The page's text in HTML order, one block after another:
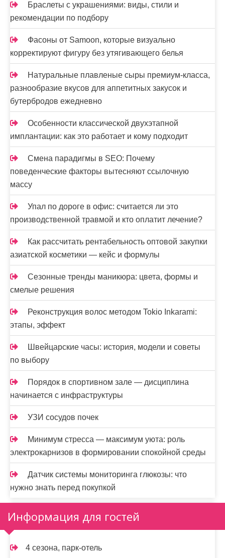
Браслеты с украшениями: виды, стили и
рекомендации по подбору
Фасоны от Samoon, которые визуально
корректируют фигуру без утягивающего белья
Натуральные плавленые сыры премиум-класса,
разнообразие вкусов для аппетитных закусок и
бутербродов ежедневно
Особенности классической двухэтапной
имплантации: как это работает и кому подходит
Смена парадигмы в SEO: Почему
поведенческие факторы вытесняют ссылочную
массу
Упал по дороге в офис: считается ли это
производственной травмой и кто оплатит лечение?
Как рассчитать рентабельность оптовой закупки
азиатской косметики — кейс и формулы
Сезонные тренды маникюра: цвета, формы и
смелые решения
Реконструкция волос методом Tokio Inkarami:
этапы, эффект
Швейцарские часы: история, модели и советы
по выбору
Порядок в спортивном зале — дисциплина
начинается с инфраструктуры
УЗИ сосудов почек
Минимум стресса — максимум уюта: роль
электрокарнизов в формировании спокойной среды
Датчик системы мониторинга глюкозы: что
нужно знать перед покупкой
Информация для гостей
4 сезона, парк-отель